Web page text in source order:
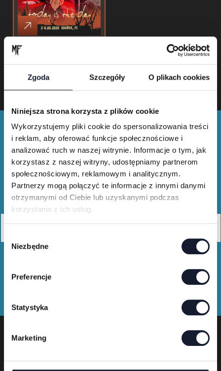
Zgoda Szczegóły O plikach cookies
Niniejsza strona korzysta z plików cookie
Wykorzystujemy pliki cookie do spersonalizowania treści
i reklam, aby oferować funkcje społecznościowe i
analizować ruch w naszej witrynie. Informacje o tym, jak
korzystasz z naszej witryny, udostępniamy partnerom
społecznościowym, reklamowym i analitycznym.
Partnerzy mogą połączyć te informacje z innymi danymi
otrzymanymi od Ciebie lub uzyskanymi podczas
korzystania z ich usług.
Niezbędne
Preferencje
Statystyka
Marketing
Merch shop
Festival organizer